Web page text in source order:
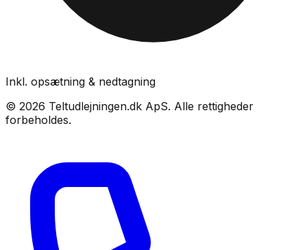
Inkl. opsætning & nedtagning
© 2026 Teltudlejningen.dk ApS. Alle rettigheder
forbeholdes.